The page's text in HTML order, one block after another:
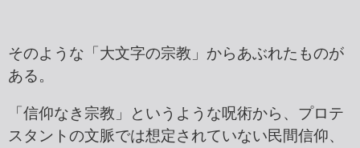
そのような「大文字の宗教」からあぶれたものが
ある。
「信仰なき宗教」というような呪術から、プロテ
スタントの文脈では想定されていない民間信仰、